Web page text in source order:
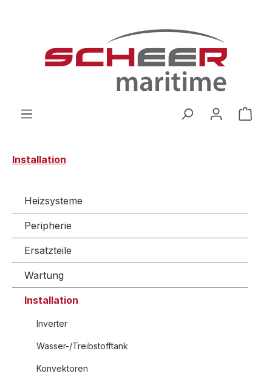
Installation
Heizsysteme
Peripherie
Ersatzteile
Wartung
Installation
Inverter
Wasser-/Treibstofftank
Konvektoren